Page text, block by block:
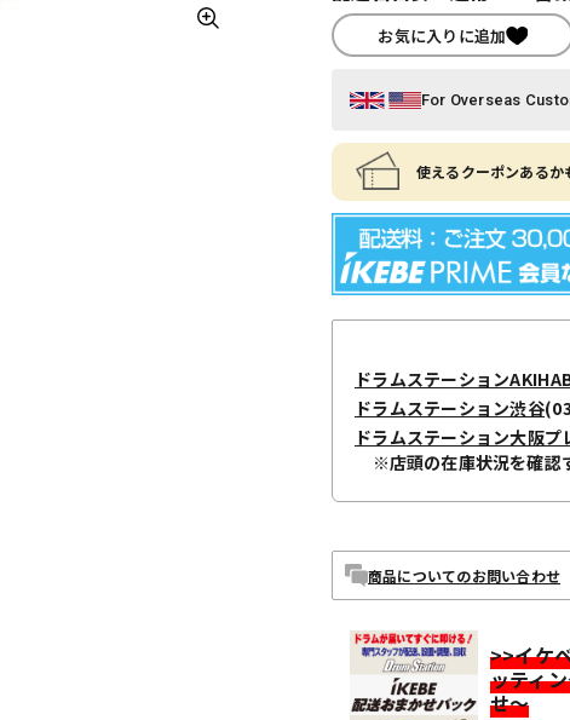
お気に入りに追加
For Overseas
使えるクーポンある
ドラムステーション
ドラムステーション渋谷
ドラムステーション大阪プ
※店頭の在庫状況を確認
商品についてのお問い合わせ
>>イケ
ッティ
せ～